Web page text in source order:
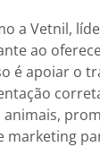
a Vetnil,
ao
é apoiar o
marketing